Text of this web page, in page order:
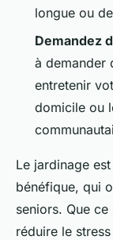
longue ou
Demandez
à demander
entretenir
domicile ou
Le jardinage
bénéfique, qui
seniors. Que
réduire le